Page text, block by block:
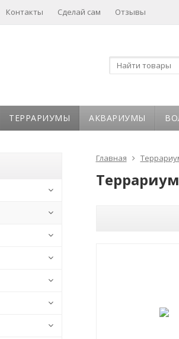
Контакты Сделай сам Отзывы
ТЕРРАРИУМЫ АКВАРИУМЫ
Главная